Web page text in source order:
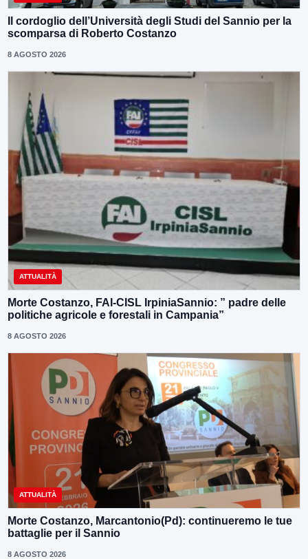
Il cordoglio dell’Università degli Studi del Sannio per la
scomparsa di Roberto Costanzo
8 AGOSTO 2026
ATTUALITÀ
Morte Costanzo, FAI-CISL IrpiniaSannio: ” padre delle
politiche agricole e forestali in Campania”
8 AGOSTO 2026
ATTUALITÀ
Morte Costanzo, Marcantonio(Pd): continueremo le tue
battaglie per il Sannio
8 AGOSTO 2026